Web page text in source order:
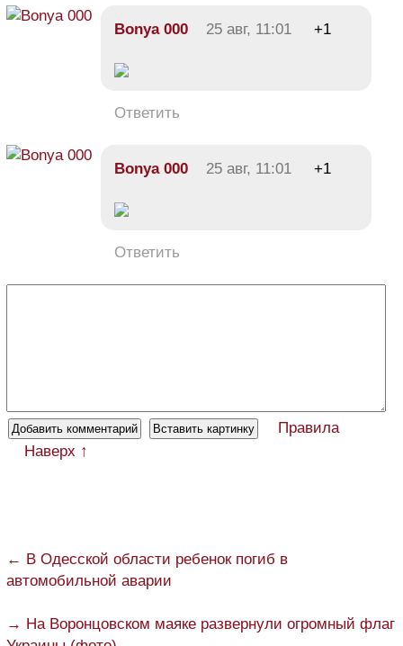
Bonya 000 25 авг, 11:01 +1
Ответить
Bonya 000 25 авг, 11:01 +1
Ответить
Правила
Наверх ↑
← В Одесской области ребенок погиб в
автомобильной аварии
→ На Воронцовском маяке развернули огромный флаг